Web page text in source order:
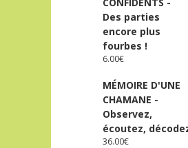
Des parties
encore plus
fourbes !
6.00€
MÉMOIRE D'UNE
CHAMANE -
Observez,
écoutez,
36.00€